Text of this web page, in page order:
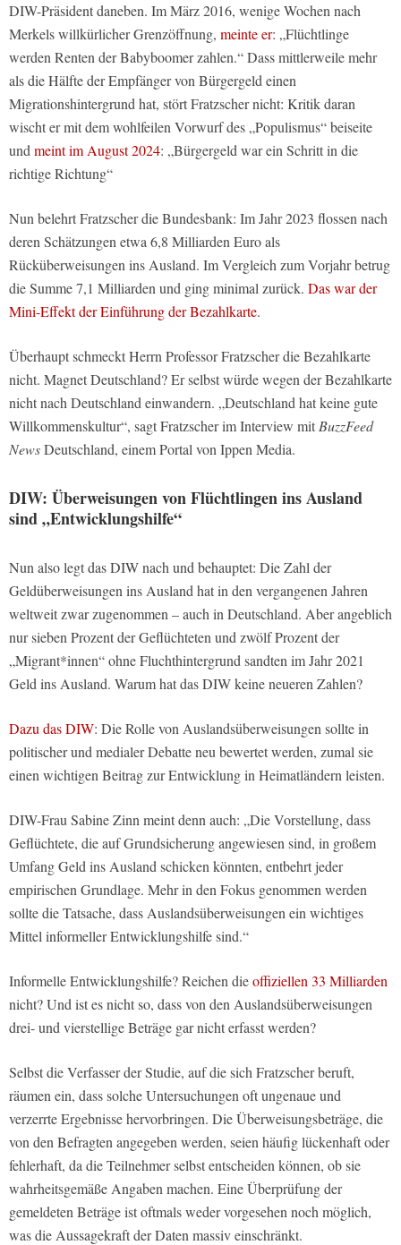
DIW-Präsident daneben. Im März 2016, wenige Wochen nach
Merkels willkürlicher Grenzöffnung, meinte er: „Flüchtlinge
werden Renten der Babyboomer zahlen.“ Dass mittlerweile mehr
als die Hälfte der Empfänger von Bürgergeld einen
Migrationshintergrund hat, stört Fratzscher nicht: Kritik daran
wischt er mit dem wohlfeilen Vorwurf des „Populismus“ beiseite
undmeint im August 2024: „Bürgergeld war ein Schritt in die
richtige Richtung“
Nun belehrt Fratzscher die Bundesbank: Im Jahr 2023 flossen nach
deren Schätzungen etwa 6,8 Milliarden Euro als
Rücküberweisungen ins Ausland. Im Vergleich zum Vorjahr betrug
die Summe 7,1 Milliarden und ging minimal zurück. Das war der
Mini-Effekt der Einführung der Bezahlkarte.
Überhaupt schmeckt Herrn Professor Fratzscher die Bezahlkarte
nicht. Magnet Deutschland? Er selbst würde wegen der Bezahlkarte
nicht nach Deutschland einwandern. „Deutschland hat keine gute
Willkommenskultur“, sagt Fratzscher im Interview mitBuzzFeed
NewsDeutschland, einem Portal von Ippen Media.
DIW: Überweisungen von Flüchtlingen ins Ausland
sind „Entwicklungshilfe“
Nun also legt das DIW nach und behauptet: Die Zahl der
Geldüberweisungen ins Ausland hat in den vergangenen Jahren
weltweit zwar zugenommen – auch in Deutschland. Aber angeblich
nur sieben Prozent der Geflüchteten und zwölf Prozent der
„Migrant*innen“ ohne Fluchthintergrund sandten im Jahr 2021
Geld ins Ausland. Warum hat das DIW keine neueren Zahlen?
Dazu das DIW: Die Rolle von Auslandsüberweisungen sollte in
politischer und medialer Debatte neu bewertet werden, zumal sie
einen wichtigen Beitrag zur Entwicklung in Heimatländern leisten.
DIW-Frau Sabine Zinn meint denn auch: „Die Vorstellung, dass
Geflüchtete, die auf Grundsicherung angewiesen sind, in großem
Umfang Geld ins Ausland schicken könnten, entbehrt jeder
empirischen Grundlage. Mehr in den Fokus genommen werden
sollte die Tatsache, dass Auslandsüberweisungen ein wichtiges
Mittel informeller Entwicklungshilfe sind.“
Informelle Entwicklungshilfe? Reichen dieoffiziellen 33 Milliarden
nicht? Und ist es nicht so, dass von den Auslandsüberweisungen
drei- und vierstellige Beträge gar nicht erfasst werden?
Selbst die Verfasser der Studie, auf die sich Fratzscher beruft,
räumen ein, dass solche Untersuchungen oft ungenaue und
verzerrte Ergebnisse hervorbringen. Die Überweisungsbeträge, die
von den Befragten angegeben werden, seien häufig lückenhaft oder
fehlerhaft, da die Teilnehmer selbst entscheiden können, ob sie
wahrheitsgemäße Angaben machen. Eine Überprüfung der
gemeldeten Beträge ist oftmals weder vorgesehen noch möglich,
was die Aussagekraft der Daten massiv einschränkt.